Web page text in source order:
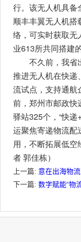
行。该无人机具
顺丰丰翼无人机
络，可实时获取无
业613所共同搭建
不久前，我省
推进无人机在快递
流试点，支持通航
前，郑州市邮政快
驿站325个，“快
运聚焦寄递物流配
用，不断拓展低空
者 郭佳栋）
上一篇: 意在出海物
下一篇: 数字赋能“物